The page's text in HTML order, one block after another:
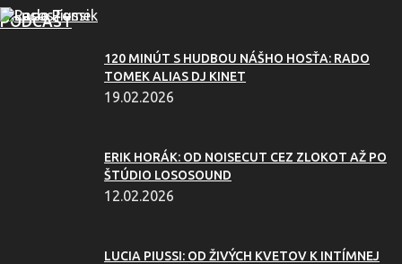
PODCAST
120 MINÚT S HUDBOU NÁŠHO HOSŤA: RADO
TOMEK ALIAS DJ KINET
19.02.2026
ERIK HORÁK: OD NOISECUT CEZ ZLOKOT AŽ PO
ŠTÚDIO LOSOSOUND
12.02.2026
LUCIA PIUSSI: OD ŽIVÝCH KVETOV K INTÍMNEJ